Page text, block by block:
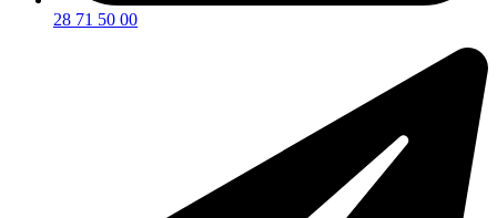
28 71 50 00